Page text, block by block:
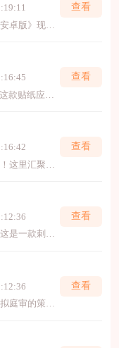
专业钓鱼辅助工具《钓鱼伴侣安卓版》现已上线！它内置详尽的潮汐、天气与渔汛数据，助您精准选择出钓时机。更有丰富的钓点百科、装备技巧和鱼种图鉴，从新手到高手都能用。智能记
查看
查看
查看
《雷霆鳐》安卓版现已上线！这是一款刺激的深海飞行射击游戏，你将操控炫酷的机械鳐鱼，在神秘海洋中穿梭激战。游戏拥有华丽的弹幕特效、丰富的关卡挑战和强大的升级系统，带给你畅
查看
《法院游戏安卓版》是一款模拟庭审的策略体验游戏。你将扮演法官、律师等角色，深入分析案情、收集证据、进行辩论，最终做出公正裁决。游戏高度还原真实法庭流程与法律逻辑，在趣
查看